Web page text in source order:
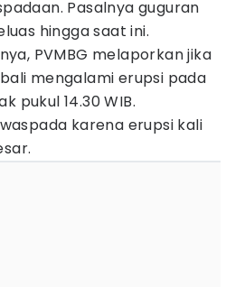
Pasalnya guguran
hingga saat ini.
PVMBG melaporkan jika
mengalami erupsi pada
pukul 14.30 WIB.
karena erupsi kali